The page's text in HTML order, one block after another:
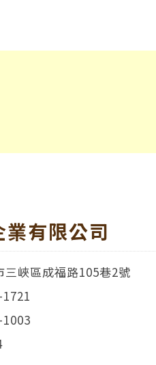
有限公司
三峽區成福路105巷2號